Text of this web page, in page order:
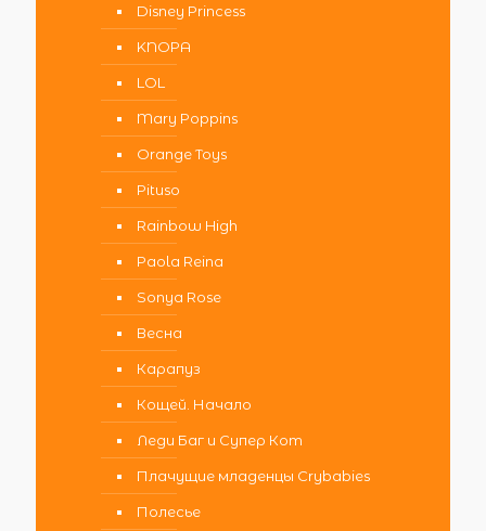
Disney Princess
KNOPA
LOL
Mary Poppins
Orange Toys
Pituso
Rainbow High
Paola Reina
Sonya Rose
Весна
Карапуз
Кощей. Начало
Леди Баг и Супер Кот
Плачущие младенцы Crybabies
Полесье